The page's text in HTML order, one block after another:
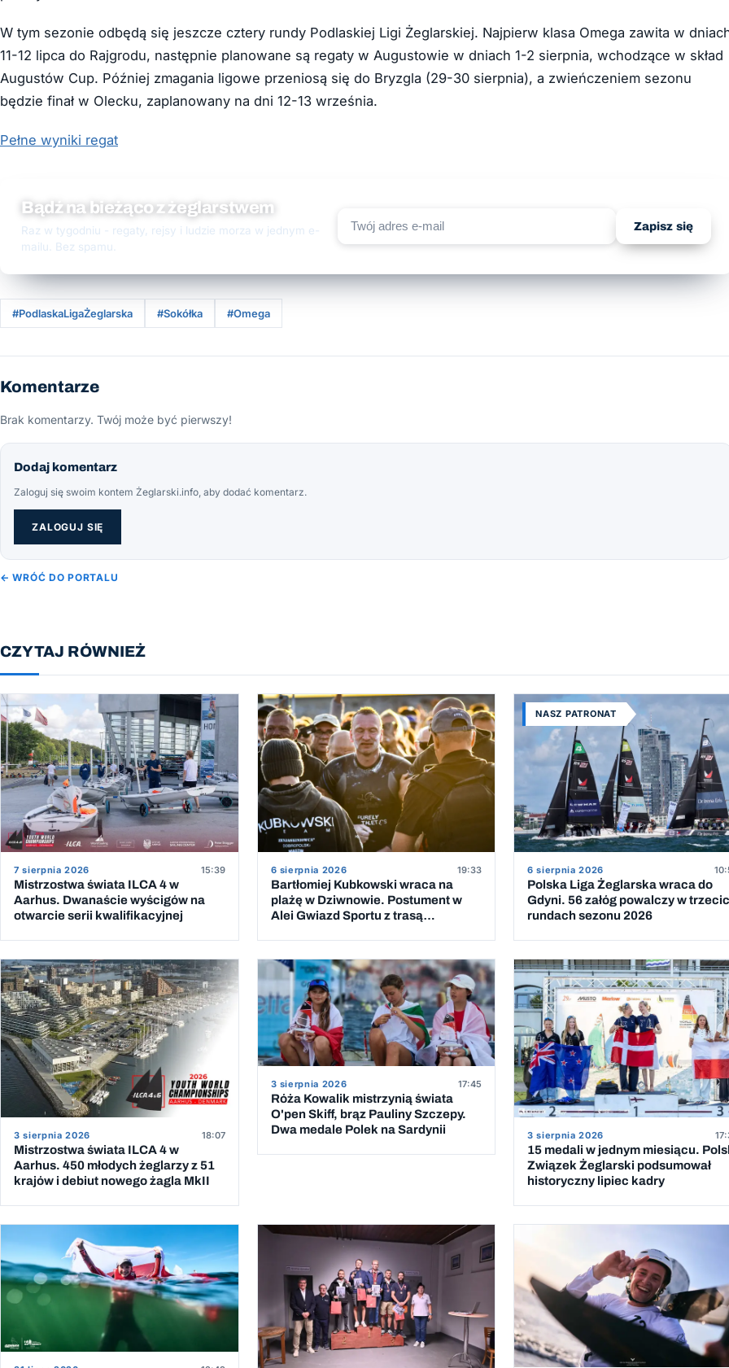
W tym sezonie odbędą się jeszcze cztery rundy Podlaskiej Ligi Żeglarskiej. Najpierw klasa Omega zawita w
11-12 lipca do Rajgrodu, następnie planowane są regaty w Augustowie w dniach 1-2 sierpnia, wchodzące w skład
Augustów Cup. Później zmagania ligowe przeniosą się do Bryzgla (29-30 sierpnia), a zwieńczeniem sezonu
będzie finał w Olecku, zaplanowany na dni 12-13 września.
Pełne wyniki regat
Bądź na bieżąco z żeglarstwem
Raz w tygodniu - regaty, rejsy i ludzie morza w jednym e-
mailu. Bez spamu.
Zapisz się
#PodlaskaLigaŻeglarska #Sokółka #Omega
Komentarze
Brak komentarzy. Twój może być pierwszy!
Dodaj komentarz
Zaloguj się swoim kontem Żeglarski.info, aby dodać komentarz.
ZALOGUJ SIĘ
← WRÓĆ DO PORTALU
CZYTAJ RÓWNIEŻ
7 sierpnia 2026 15:39
Mistrzostwa świata ILCA 4 w
Aarhus. Dwanaście wyścigów na
otwarcie serii kwalifikacyjnej
6 sierpnia 2026 19:33
Bartłomiej Kubkowski wraca na
plażę w Dziwnowie. Postument w
Alei Gwiazd Sportu z trasą
NASZ PATRONAT
6 sierpnia 2026
Polska Liga Żeglarska wraca do
Gdyni. 56 załóg powalczy w
rundach sezonu 2026
3 sierpnia 2026 18:07
Mistrzostwa świata ILCA 4 w
Aarhus. 450 młodych żeglarzy z 51
krajów i debiut nowego żagla MkII
3 sierpnia 2026 17:45
Róża Kowalik mistrzynią świata
O'pen Skiff, brąz Pauliny Szczepy.
Dwa medale Polek na Sardynii
3 sierpnia 2026
15 medali w jednym miesiącu.
Związek Żeglarski podsumował
historyczny lipiec kadry